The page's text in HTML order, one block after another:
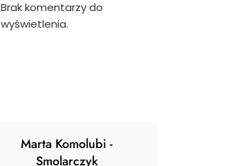
Brak komentarzy do
wyświetlenia.
Marta Komolubi -
Smolarczyk